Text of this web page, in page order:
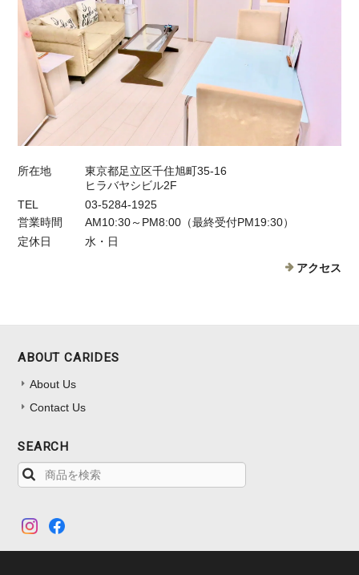
所在地
東京都足立区千住旭町35-16
ヒラバヤシビル2F
TEL
03-5284-1925
営業時間
AM10:30～PM8:00（最終受付PM19:30）
定休日
水・日
アクセス
ABOUT CARIDES
About Us
Contact Us
SEARCH